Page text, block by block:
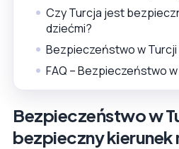
Czy Turcja jest
dziećmi?
Bezpieczeństwo w Turcji
FAQ – Bezpieczeństwo
Bezpieczeństwo w
bezpieczny kierunek